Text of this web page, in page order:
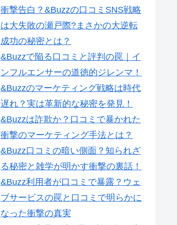
衝撃告白？&Buzzの口コミSNS戦略
は大失敗の瀬戸際?まさかの大逆転
成功の秘密とは？
&Buzzで陥る口コミと評判の罠｜イ
ンフルエンサーの道徳的ジレンマ！
&Buzzのマーケティング戦略は時代
遅れ？実は革新的な秘密を発見！
&Buzzは詐欺か？口コミで暴かれた
衝撃のマーケティング手法とは？
&Buzz口コミの暗い側面？知られざ
る秘密と雑学が明かす衝撃の裏話！
&Buzz利用者が口コミで暴露？ウェ
ブサービスの罠と口コミで明らかに
なった衝撃の真実